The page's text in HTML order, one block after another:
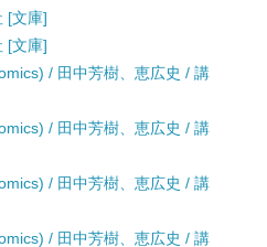
[文庫]
[文庫]
/ 田中芳樹、恵広史 / 講
/ 田中芳樹、恵広史 / 講
/ 田中芳樹、恵広史 / 講
/ 田中芳樹、恵広史 / 講